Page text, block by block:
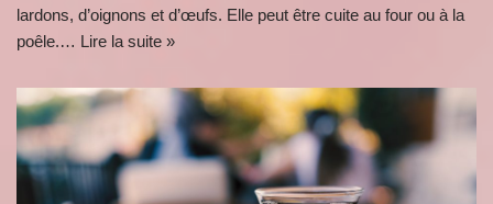
lardons, d’oignons et d’œufs. Elle peut être cuite au four ou à la
poêle.… Lire la suite »